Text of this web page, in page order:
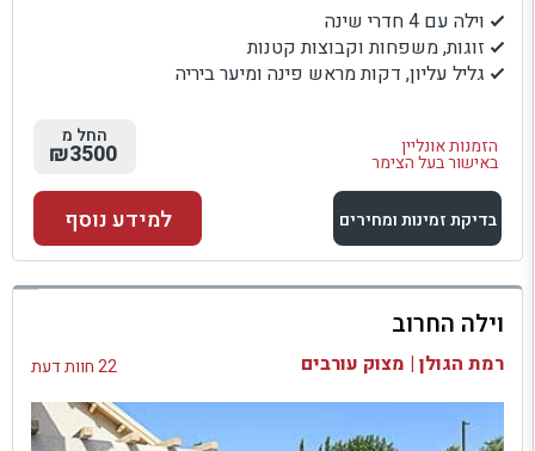
וילה עם 4 חדרי שינה
זוגות, משפחות וקבוצות קטנות
גליל עליון, דקות מראש פינה ומיער ביריה
הזמנות אונליין
באישור בעל הצימר
החל מ
₪3500
בדיקת זמינות ומחירים
למתחם זה
בדיקת זמינות ומחירים
למידע נוסף
וילה החרוב
רמת הגולן | מצוק עורבים 22 חוות דעת